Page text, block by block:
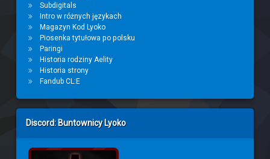
Subdigitals
Intro w różnych językach
Magazyn Kod Lyoko
Piosenka tytułowa po polsku
Paringi
Historia rodziny Aelity
Historia strony
Fandub CL:E
Discord: Buntownicy Lyoko